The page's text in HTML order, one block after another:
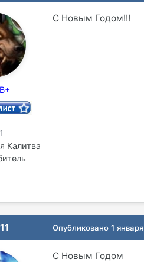
Калитва
С Новым Годом!!!
Опубликовано1
С Новым Годом